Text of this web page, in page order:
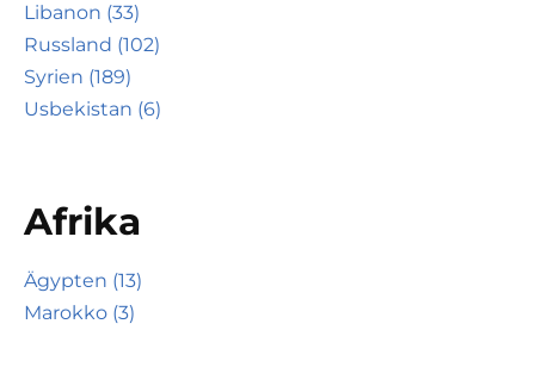
Libanon (33)
Russland (102)
Syrien (189)
Usbekistan (6)
Afrika
Ägypten (13)
Marokko (3)